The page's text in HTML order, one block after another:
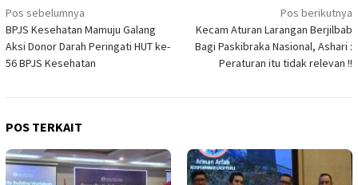
Navigasi
pos
Pos sebelumnya
BPJS Kesehatan Mamuju Galang
Aksi Donor Darah Peringati HUT ke-
56 BPJS Kesehatan
Pos berikutnya
Kecam Aturan Larangan Berjilbab
Bagi Paskibraka Nasional, Ashari :
Peraturan itu tidak relevan !!
POS TERKAIT